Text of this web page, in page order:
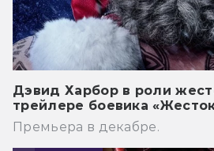
Дэвид Харбор в роли
трейлере боевика
Премьера в декабре.